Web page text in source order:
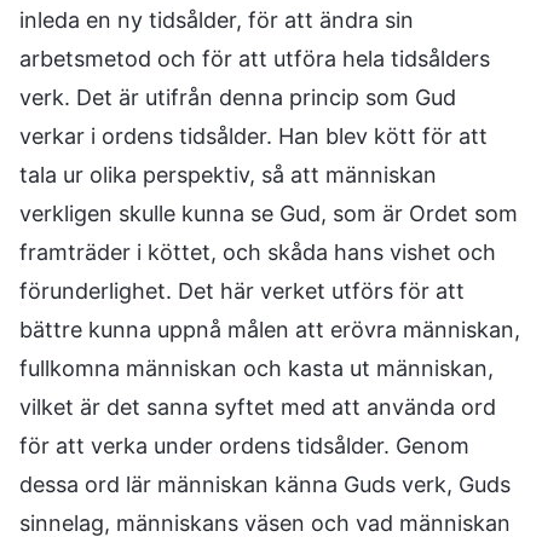
inleda en ny tidsålder, för att ändra sin
arbetsmetod och för att utföra hela tidsålders
verk. Det är utifrån denna princip som Gud
verkar i ordens tidsålder. Han blev kött för att
tala ur olika perspektiv, så att människan
verkligen skulle kunna se Gud, som är Ordet som
framträder i köttet, och skåda hans vishet och
förunderlighet. Det här verket utförs för att
bättre kunna uppnå målen att erövra människan,
fullkomna människan och kasta ut människan,
vilket är det sanna syftet med att använda ord
för att verka under ordens tidsålder. Genom
dessa ord lär människan känna Guds verk, Guds
sinnelag, människans väsen och vad människan